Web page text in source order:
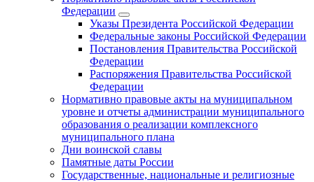
Федерации
Указы Президента Российской Федерации
Федеральные законы Российской Федерации
Постановления Правительства Российской
Федерации
Распоряжения Правительства Российской
Федерации
Нормативно правовые акты на муниципальном
уровне и отчеты администрации муниципального
образования о реализации комплексного
муниципального плана
Дни воинской славы
Памятные даты России
Государственные, национальные и религиозные